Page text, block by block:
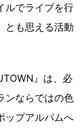
ルでライブを行
とも思える活動
』は、必
ンならではの色
ップアルバムへ